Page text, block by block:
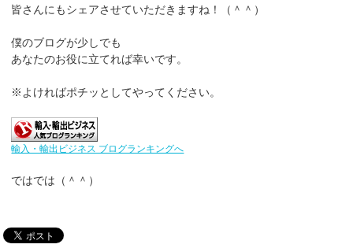
皆さんにもシェアさせていただきますね！（＾＾）
僕のブログが少しでも
あなたのお役に立てれば幸いです。
※よければポチッとしてやってください。
輸入・輸出ビジネス ブログランキングへ
ではでは（＾＾）